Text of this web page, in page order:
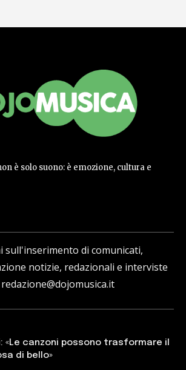
è solo suono: è emozione, cultura e
sull'inserimento di comunicati,
notizie, redazionali e interviste
«Le canzoni possono trasformare il
di bello»